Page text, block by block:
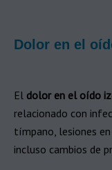
Dolor en el
El dolor en el oído
relacionado con
tímpano, lesiones
incluso cambios de